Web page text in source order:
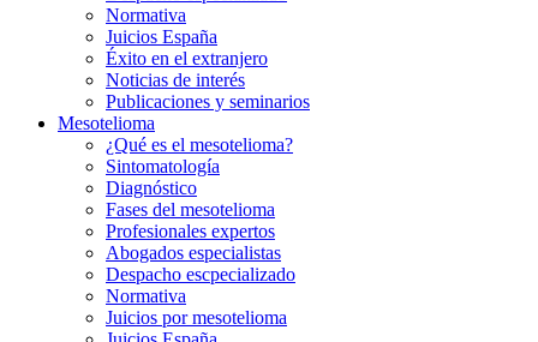
Normativa
Juicios España
Éxito en el extranjero
Noticias de interés
Publicaciones y seminarios
Mesotelioma
¿Qué es el mesotelioma?
Sintomatología
Diagnóstico
Fases del mesotelioma
Profesionales expertos
Abogados especialistas
Despacho escpecializado
Normativa
Juicios por mesotelioma